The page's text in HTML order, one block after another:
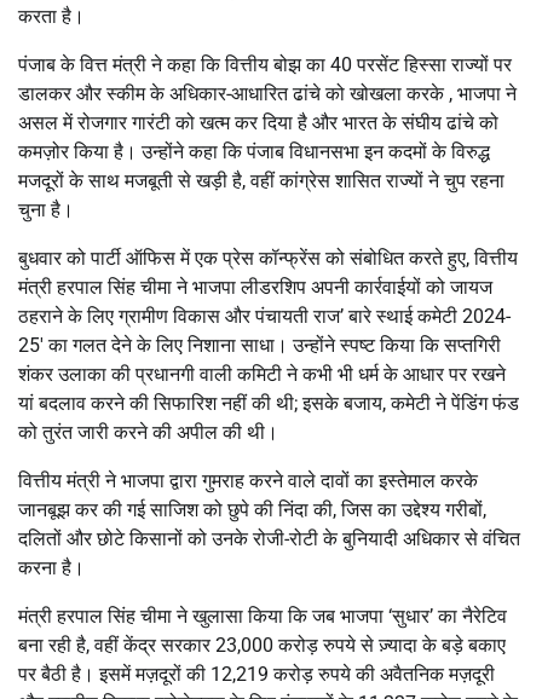
करता है।
पंजाब के वित्त मंत्री ने कहा कि वित्तीय बोझ का 40 परसेंट हिस्सा राज्यों पर
डालकर और स्कीम के अधिकार-आधारित ढांचे को खोखला करके , भाजपा ने
असल में रोजगार गारंटी को खत्म कर दिया है और भारत के संघीय ढांचे को
कमज़ोर किया है। उन्होंने कहा कि पंजाब विधानसभा इन कदमों के विरुद्ध
मजदूरों के साथ मजबूती से खड़ी है, वहीं कांग्रेस शासित राज्यों ने चुप रहना
चुना है।
बुधवार को पार्टी ऑफिस में एक प्रेस कॉन्फ्रेंस को संबोधित करते हुए, वित्तीय
मंत्री हरपाल सिंह चीमा ने भाजपा लीडरशिप अपनी कार्रवाईयों को जायज
ठहराने के लिए ग्रामीण विकास और पंचायती राज’ बारे स्थाई कमेटी 2024-
25′ का गलत देने के लिए निशाना साधा। उन्होंने स्पष्ट किया कि सप्तगिरी
शंकर उलाका की प्रधानगी वाली कमिटी ने कभी भी धर्म के आधार पर रखने
यां बदलाव करने की सिफारिश नहीं की थी; इसके बजाय, कमेटी ने पेंडिंग फंड
को तुरंत जारी करने की अपील की थी।
वित्तीय मंत्री ने भाजपा द्वारा गुमराह करने वाले दावों का इस्तेमाल करके
जानबूझ कर की गई साजिश को छुपे की निंदा की, जिस का उद्देश्य गरीबों,
दलितों और छोटे किसानों को उनके रोजी-रोटी के बुनियादी अधिकार से वंचित
करना है।
मंत्री हरपाल सिंह चीमा ने खुलासा किया कि जब भाजपा ‘सुधार’ का नैरेटिव
बना रही है, वहीं केंद्र सरकार 23,000 करोड़ रुपये से ज़्यादा के बड़े बकाए
पर बैठी है। इसमें मज़दूरों की 12,219 करोड़ रुपये की अवैतनिक मज़दूरी